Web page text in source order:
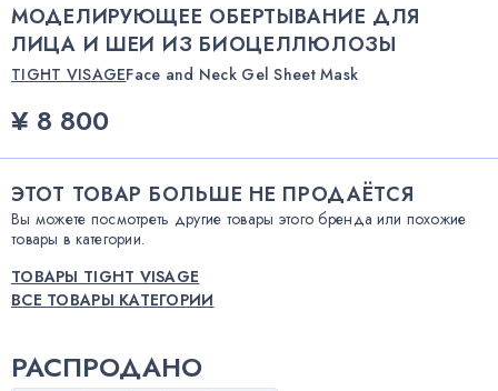
МОДЕЛИРУЮЩЕЕ ОБЕРТЫВАНИЕ ДЛЯ
ЛИЦА И ШЕИ ИЗ БИОЦЕЛЛЮЛОЗЫ
TIGHT VISAGEFace and Neck Gel Sheet Mask
¥ 8 800
ЭТОТ ТОВАР БОЛЬШЕ НЕ ПРОДАЁТСЯ
Вы можете посмотреть другие товары этого бренда или похожие
товары в категории.
ТОВАРЫ TIGHT VISAGE
ВСЕ ТОВАРЫ КАТЕГОРИИ
РАСПРОДАНО